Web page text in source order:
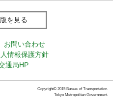
を見る
お問い合わせ
情報保護方針
通局HP
Copyright© 2015 Bureau of Transportation.
Tokyo Metropolitan Government.